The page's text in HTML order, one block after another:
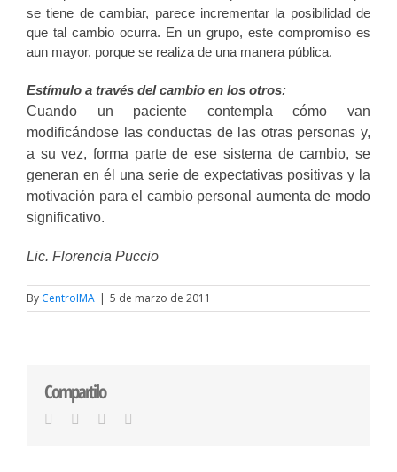
se tiene de cambiar, parece incrementar la posibilidad de
que tal cambio ocurra. En un grupo, este compromiso es
aun mayor, porque se realiza de una manera pública.
Estímulo a través del cambio en los otros:
Cuando un paciente contempla cómo van
modificándose las conductas de las otras personas y,
a su vez, forma parte de ese sistema de cambio, se
generan en él una serie de expectativas positivas y la
motivación para el cambio personal aumenta de modo
significativo.
Lic. Florencia Puccio
By CentroIMA | 5 de marzo de 2011
Compartilo
Facebook
TwitterLinkedIn